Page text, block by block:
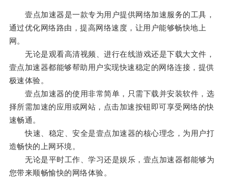
壹点加速器是一款专为用户提供网络加速服务的工具，
通过优化网络路由，提高网络速度，让用户能够畅快地上
网。
无论是观看高清视频、进行在线游戏还是下载大文件，
壹点加速器都能够帮助用户实现快速稳定的网络连接，提供
极速体验。
壹点加速器的使用非常简单，只需下载并安装软件，选
择所需加速的应用或网站，点击加速按钮即可享受网络的快
速畅通。
快速、稳定、安全是壹点加速器的核心理念，为用户打
造畅快的上网环境。
无论是平时工作、学习还是娱乐，壹点加速器都能够为
您带来顺畅愉快的网络体验。